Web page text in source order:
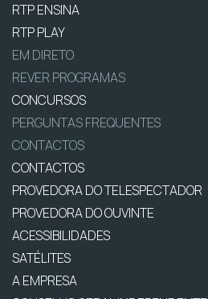
RTP ENSINA
RTP PLAY
EM DIRETO
REVER PROGRAMAS
CONCURSOS
PERGUNTAS FREQUENTES
CONTACTOS
CONTACTOS
PROVEDORA DO TELESPECTADOR
PROVEDORA DO OUVINTE
ACESSIBILIDADES
SATÉLITES
A EMPRESA